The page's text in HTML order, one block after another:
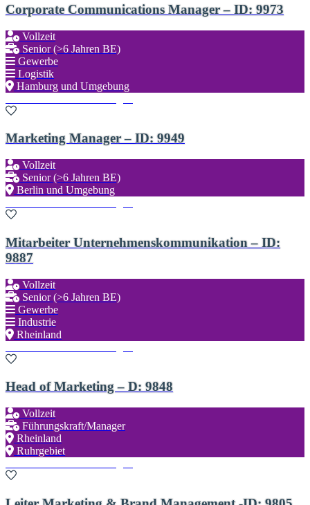
Corporate Communications Manager – ID: 9973
Vollzeit
Senior (>6 Jahren BE)
Gewerbe
Logistik
Hamburg und Umgebung
Marketing Manager – ID: 9949
Vollzeit
Senior (>6 Jahren BE)
Berlin und Umgebung
Mitarbeiter Unternehmenskommunikation – ID:
9887
Vollzeit
Senior (>6 Jahren BE)
Gewerbe
Industrie
Rheinland
Head of Marketing – D: 9848
Vollzeit
Führungskraft/Manager
Rheinland
Ruhrgebiet